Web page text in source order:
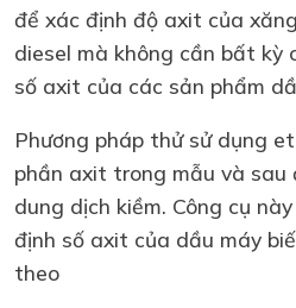
để xác định độ axit của
diesel mà không cần bất kỳ
số axit của các sản phẩm
Phương pháp thử sử dụng
phần axit trong mẫu và sau
dung dịch kiềm. Công cụ
định số axit của dầu máy
theo